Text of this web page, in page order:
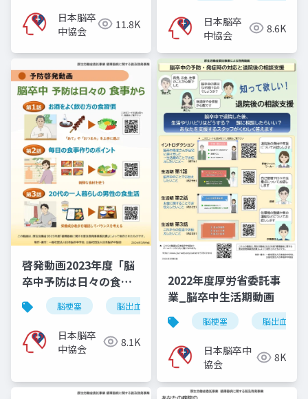
日本脳卒
中協会
11.8K
日本脳卒
中協会
8.6K
啓発動画2023年度「脳
卒中予防は日々の食事
から」脳梗塞 脳出血 くも膜下出血 脳卒中
日本脳卒
中協会
8.1K
2022年度厚労省委託事
業_脳卒中生活期動画
脳梗塞 脳出血
日本脳卒中
協会
8K